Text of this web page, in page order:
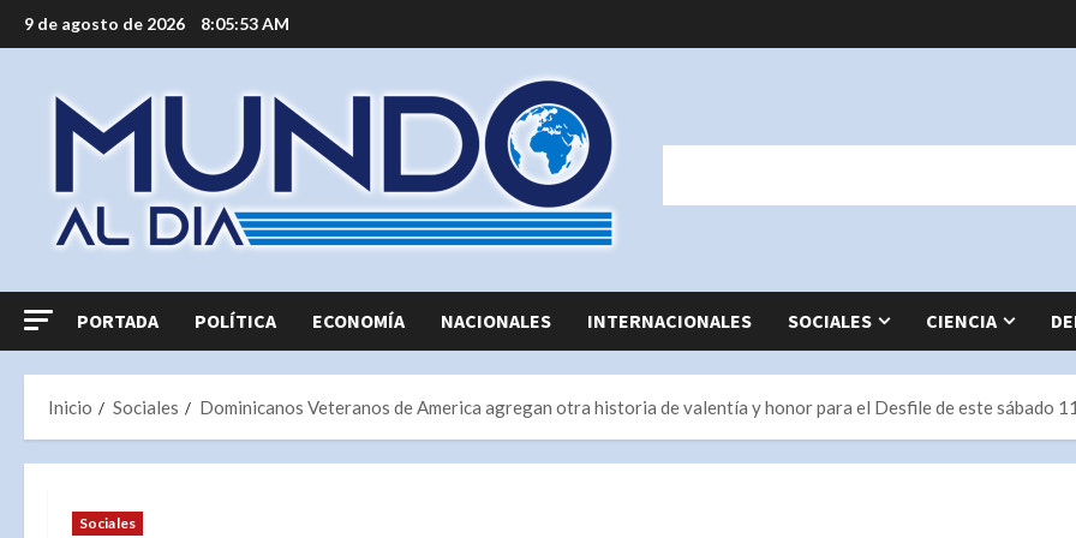
Saltar
al
9 de agosto de 2026 8:05:55 AM
PORTADA POLÍTICA ECONOMÍA NACIONALES INTERNACIONALES SOCIALES CIENCIA
Inicio Sociales Dominicanos Veteranos de America agregan otra historia de valentía y honor para el Desfile de este sábado
Sociales